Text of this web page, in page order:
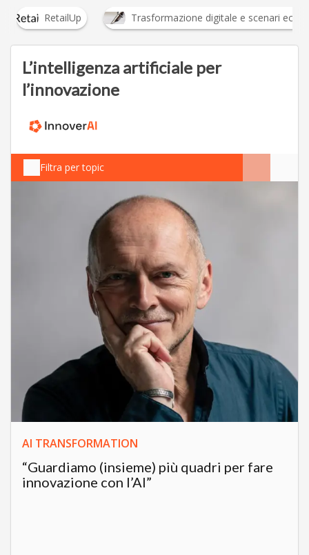
Trasformazione digitale e scenari economici
L’intelligenza artificiale per
l’innovazione
Filtra per topic
AI TRANSFORMATION
“Guardiamo (insieme) più quadri per fare
innovazione con l’AI”